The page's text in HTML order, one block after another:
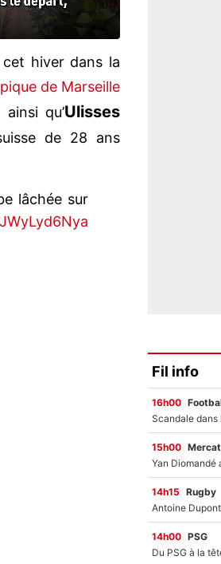
hiver dans la
de Marseille
ainsi qu’Ulisses
de 28 ans
lâchée sur
Fil info
16h00
15h00
14h15 Rugby
14h00 PSG